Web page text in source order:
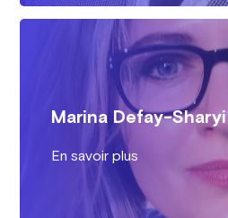
Marina Defay-Sharyi
En savoir plus